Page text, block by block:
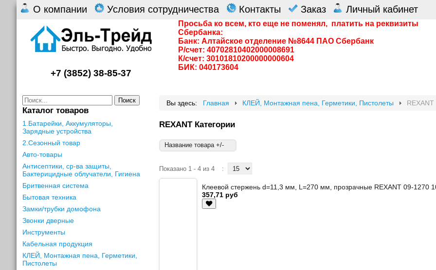
О компании Условия сотрудничества Контакты Заказ Личный кабинет
Просьба ко всем, кто еще не поменял, платить на реквизиты
Сбербанка:
Банк: Алтайское отделение №8644 ПАО Сбербанк
Р/счет: 40702810402000008691
К/счет: 30101810200000000604
БИК: 040173604
+7 (3852) 38-85-37
Поиск
Каталог товаров
1.Батарейки, Аккумуляторы,
Зарядные устройства
2.Сезонный товар
Авто-товары
Антисептики, ср-ва защиты,
Бактерицидные облучатели, Гигиена
Бритвенная система
Бытовая техника
Замки/трубки домофона
Звонки дверные
Инструменты
Кабельная продукция
КЛЕЙ, Монтажная пена, Герметики,
Пистолеты
Вы здесь: Главная КЛЕЙ, Монтажная пена, Герметики, Пистолеты REXANT
REXANT Категории
Название товара +/-
Показано 1 - 4 из 4 :
Клеевой стержень d=11,3 мм, L=270 мм, прозрачные REXANT 09-1270
357,71 руб